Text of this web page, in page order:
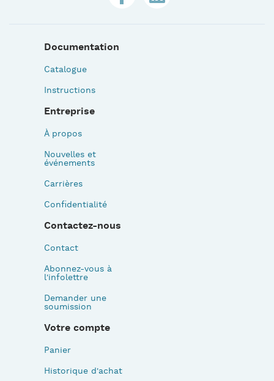
Documentation
Catalogue
Instructions
Entreprise
À propos
Nouvelles et
événements
Carrières
Confidentialité
Contactez-nous
Contact
Abonnez-vous à
l'infolettre
Demander une
soumission
Votre compte
Panier
Historique d'achat